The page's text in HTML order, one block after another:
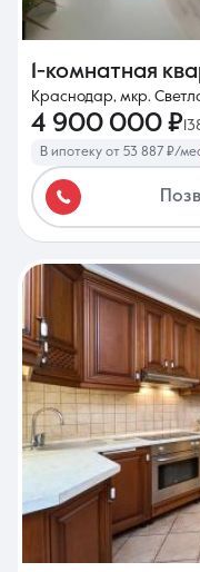
1-комнатная
Краснодар, мкр.
4 900 000 ₽
В ипотеку от 53 887 ₽/